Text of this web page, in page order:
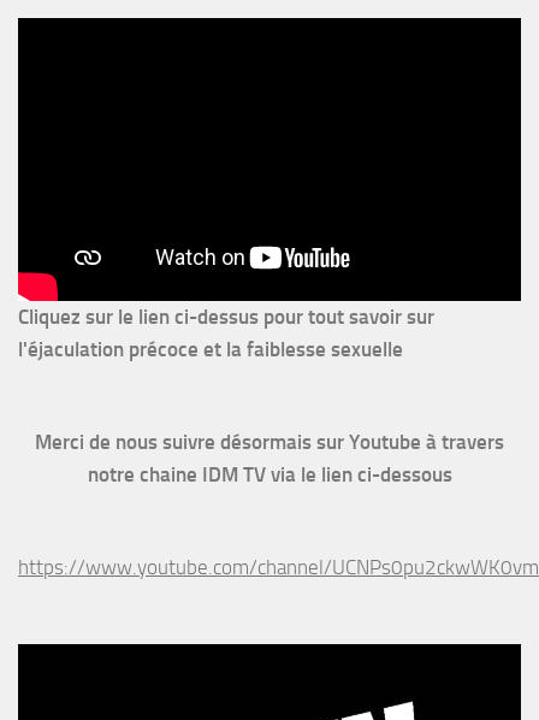
Cliquez sur le lien ci-dessus pour tout savoir sur
l'éjaculation précoce et la faiblesse sexuelle
Merci de nous suivre désormais sur Youtube à travers
notre chaine IDM TV via le lien ci-dessous
https://www.youtube.com/channel/